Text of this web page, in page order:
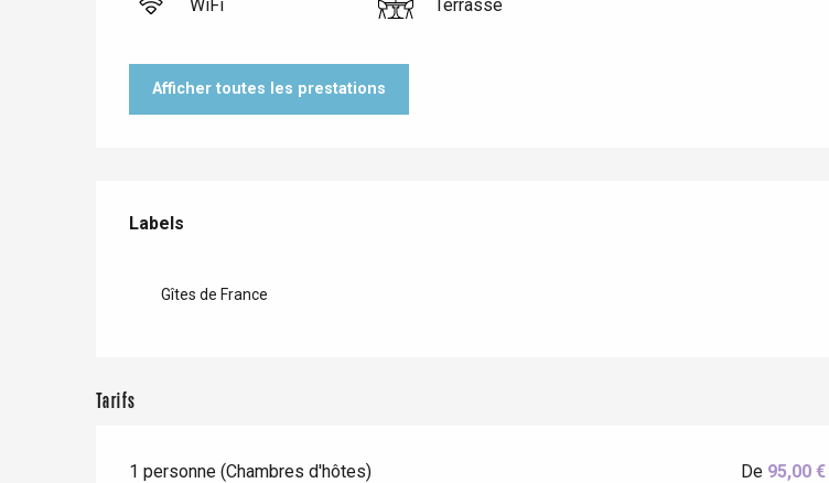
WiFi Terrasse
Afficher toutes les prestations
Offres de prestations
Labels
Labels
Gîtes de France
Tarifs
1 personne (Chambres d'hôtes) De 95,00 €